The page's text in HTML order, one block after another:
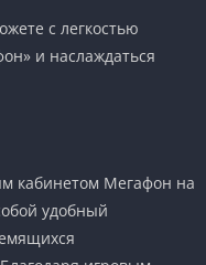
с легкостью
и наслаждаться
кабинетом Мегафон на
удобный